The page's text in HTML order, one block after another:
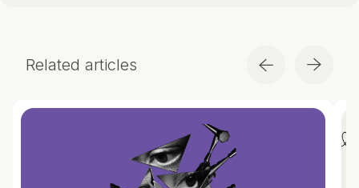
Related articles